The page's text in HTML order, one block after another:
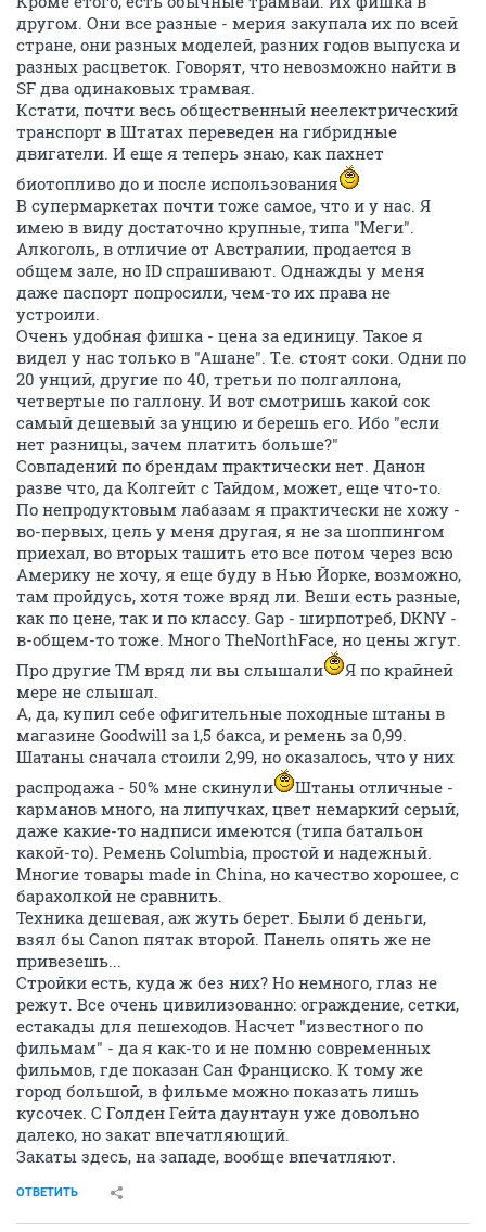
другом. Они все разные - мерия закупала их по всей
стране, они разных моделей, разних годов выпуска и
разных расцветок. Говорят, что невозможно найти в
SF два одинаковых трамвая.
Кстати, почти весь общественный неелектрический
транспорт в Штатах переведен на гибридные
двигатели. И еще я теперь знаю, как пахнет
биотопливо до и после использования
В супермаркетах почти тоже самое, что и у нас. Я
имею в виду достаточно крупные, типа "Меги".
Алкоголь, в отличие от Австралии, продается в
общем зале, но ID спрашивают. Однажды у меня
даже паспорт попросили, чем-то их права не
устроили.
Очень удобная фишка - цена за единицу. Такое я
видел у нас только в "Ашане". Т.е. стоят соки. Одни по
20 унций, другие по 40, третьи по полгаллона,
четвертые по галлону. И вот смотришь какой сок
самый дешевый за унцию и берешь его. Ибо "если
нет разницы, зачем платить больше?"
Совпадений по брендам практически нет. Данон
разве что, да Колгейт с Тайдом, может, еще что-то.
По непродуктовым лабазам я практически не хожу -
во-первых, цель у меня другая, я не за шоппингом
приехал, во вторых ташить ето все потом через всю
Америку не хочу, я еще буду в Нью Йорке, возможно,
там пройдусь, хотя тоже вряд ли. Веши есть разные,
как по цене, так и по классу. Gap - ширпотреб, DKNY -
в-общем-то тоже. Много TheNorthFace, но цены жгут.
Про другие ТМ вряд ли вы слышали
Я по крайней
мере не слышал.
А, да, купил себе офигительные походные штаны в
магазине Goodwill за 1,5 бакса, и ремень за 0,99.
Шатаны сначала стоили 2,99, но оказалось, что у них
распродажа - 50% мне скинули
Штаны отличные -
карманов много, на липучках, цвет немаркий серый,
даже какие-то надписи имеются (типа батальон
какой-то). Ремень Columbia, простой и надежный.
Многие товары made in China, но качество хорошее, с
барахолкой не сравнить.
Техника дешевая, аж жуть берет. Были б деньги,
взял бы Canon пятак второй. Панель опять же не
привезешь...
Стройки есть, куда ж без них? Но немного, глаз не
режут. Все очень цивилизованно: ограждение, сетки,
естакады для пешеходов. Насчет "известного по
фильмам" - да я как-то и не помню современных
фильмов, где показан Сан Франциско. К тому же
город большой, в фильме можно показать лишь
кусочек. С Голден Гейта даунтаун уже довольно
далеко, но закат впечатляющий.
Закаты здесь, на западе, вообще впечатляют.
ОТВЕТИТЬ